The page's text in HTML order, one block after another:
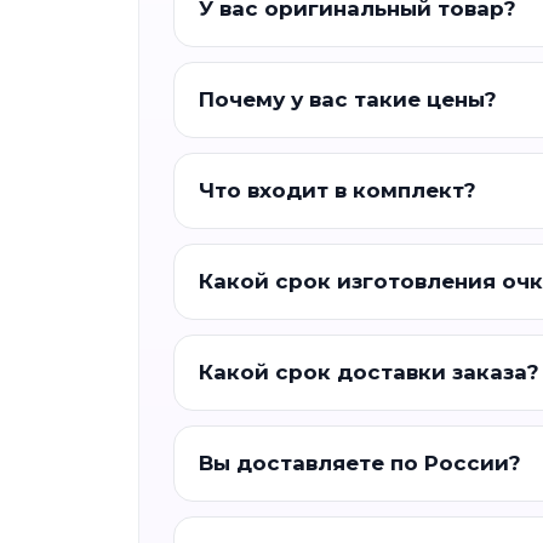
У вас оригинальный товар?
Почему у вас такие цены?
Что входит в комплект?
Какой срок изготовления
Какой срок доставки заказа?
Вы доставляете по России?